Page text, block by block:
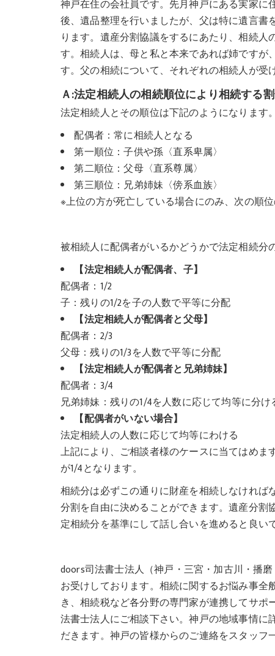
神戸在住の会社員です。先月神戸にある実家
後、遺品整理を行いましたが、父は特に遺言
ります。遺産分割協議をするにあたり、相続
す。相続人は、母と私と本来であれば姉です
す。父の相続について、それぞれの相続人が受
Ａ:法定相続人の相続順位により相続する
法定相続人とその順位は下記のようになります。
配偶者：常に相続人となる
第一順位：子供や孫〈直系卑属〉
第二順位：父母〈直系尊属〉
第三順位：兄弟姉妹〈傍系血族〉
※上位の方が死亡している場合にのみ、次の順
被相続人に配偶者がいるかどうかで法定相続分
【法定相続人が配偶者、子】
配偶者：1/2
子：残りの1/2を子の人数で平等に分配
【法定相続人が配偶者と父母】
配偶者：2/3
父母：残りの1/3を人数で平等に分配
【法定相続人が配偶者と兄弟姉妹】
配偶者：3/4
兄弟姉妹：残りの1/4を人数に応じて均等に分け
【配偶者がいない場合】
法定相続人の人数に応じて均等にわける
上記により、ご相談者様のケースに当てはめま
が1/4となります。
相続分は必ずこの通りに財産を相続しなけれ
分割を自由に決めることができます。遺産分
定相続分を基準にして話し合いを進めると良い
doors司法書士法人（神戸・三宮・加古川・播
お受けしております。相続に関するお悩み事
き、相続税など各分野の専門家が連携してサ
法書士法人にご相談下さい。神戸の地域事情
だきます。神戸の皆様からのご連絡をスタッフ